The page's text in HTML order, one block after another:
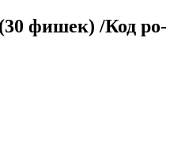
фишек) /Код po-